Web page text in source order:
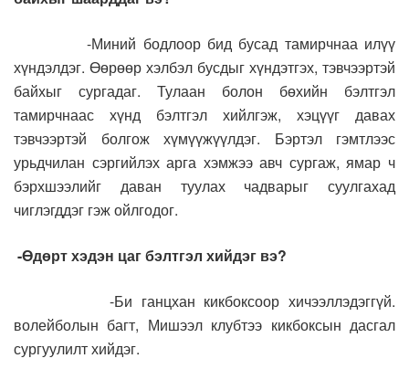
-Миний бодлоор бид бусад тамирчнаа илүү
хүндэлдэг. Өөрөөр хэлбэл бусдыг хүндэтгэх, тэвчээртэй
байхыг сургадаг. Тулаан болон бөхийн бэлтгэл
тамирчнаас хүнд бэлтгэл хийлгэж, хэцүүг давах
тэвчээртэй болгож хүмүүжүүлдэг. Бэртэл гэмтлээс
урьдчилан сэргийлэх арга хэмжээ авч сургаж, ямар ч
бэрхшээлийг даван туулах чадварыг суулгахад
чиглэгддэг гэж ойлгодог.
-Өдөрт хэдэн цаг бэлтгэл хийдэг вэ?
-Би ганцхан кикбоксоор хичээллэдэггүй.
волейболын багт, Мишээл клубтээ кикбоксын дасгал
сургуулилт хийдэг.